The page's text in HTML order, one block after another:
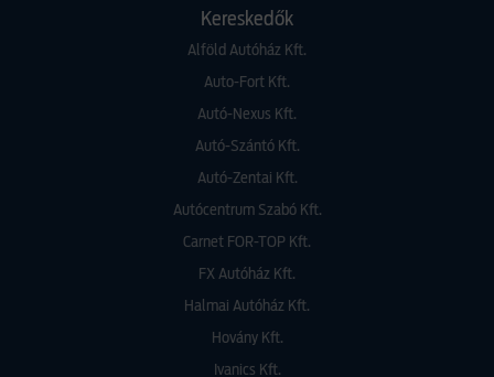
Kereskedők
Alföld Autóház Kft.
Auto-Fort Kft.
Autó-Nexus Kft.
Autó-Szántó Kft.
Autó-Zentai Kft.
Autócentrum Szabó Kft.
Carnet FOR-TOP Kft.
FX Autóház Kft.
Halmai Autóház Kft.
Hovány Kft.
Ivanics Kft.